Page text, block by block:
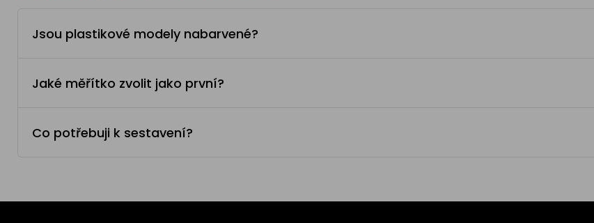
Jsou plastikové modely nabarvené?
Jaké měřítko zvolit jako první?
Co potřebuji k sestavení?